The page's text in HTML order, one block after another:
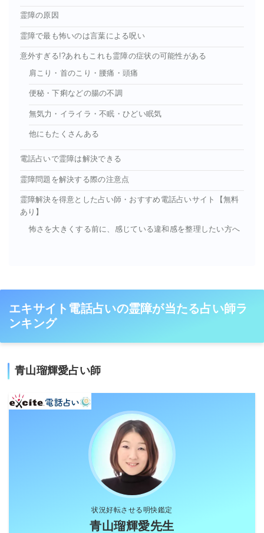
霊障の原因
霊障で最も怖いのは言葉による呪い
意外すぎる!?あれもこれも霊障の症状の可能性がある
肩こり・首のこり・腰痛・頭痛
便秘・下痢などの腸の不調
無気力・イライラ・不眠・ひどい眠気
他にもたくさんある
電話占いで霊障は解決できる
霊障問題を解決する際の注意点
霊障解決を得意とした占い師・おすすめ電話占いサイト【無料
あり】
怖さを大きくする前に、感じている違和感を整理したい方へ
エキサイト電話占いの霊障が当たる占い師ラ
ンキング
青山瑠輝愛占い師
状況好転させる明快鑑定
青山瑠輝愛先生